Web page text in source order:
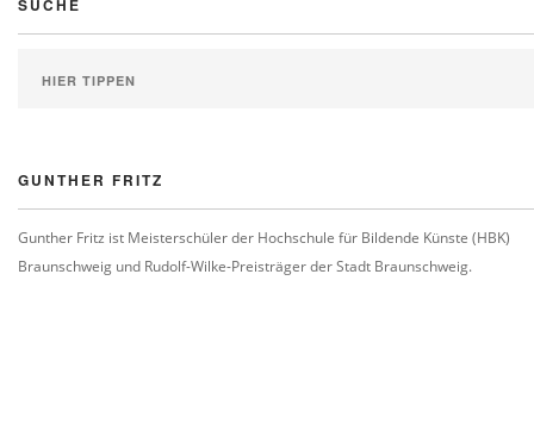
SUCHE
GUNTHER FRITZ
Gunther Fritz ist Meisterschüler der Hochschule für Bildende Künste (HBK)
Braunschweig und Rudolf-Wilke-Preisträger der Stadt Braunschweig.